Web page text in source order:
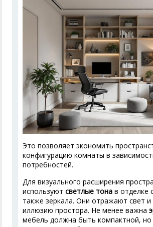
Это позволяет экономить
конфигурацию комнаты в
потребностей.
Для визуального расширения
используютсветлые тона в отделке
также зеркала. Они отражают свет и
иллюзию простора. Не менее важна
мебель должна быть компактной, но